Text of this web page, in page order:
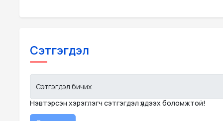
Сэтгэгдэл
Сэтгэгдэл бичих
Нэвтэрсэн хэрэглэгч сэтгэгдэл үлдээх боломжтой!